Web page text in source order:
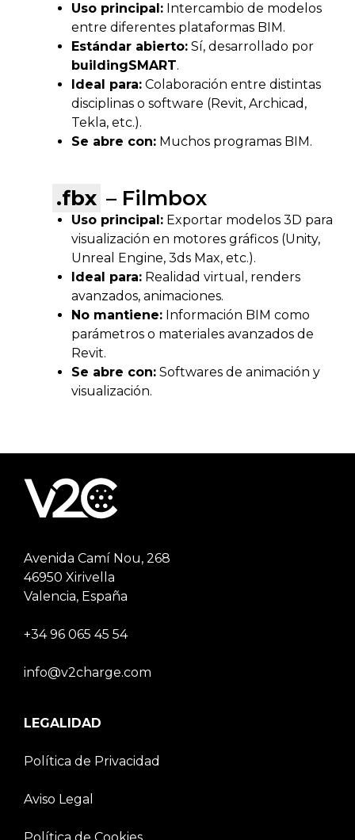
Uso principal: Intercambio de modelos
entre diferentes plataformas BIM.
Estándar abierto: Sí, desarrollado por
buildingSMART.
Ideal para: Colaboración entre distintas
disciplinas o software (Revit, Archicad,
Tekla, etc.).
Se abre con: Muchos programas BIM.
.fbx – Filmbox
Uso principal: Exportar modelos 3D para
visualización en motores gráficos (Unity,
Unreal Engine, 3ds Max, etc.).
Ideal para: Realidad virtual, renders
avanzados, animaciones.
No mantiene: Información BIM como
parámetros o materiales avanzados de
Revit.
Se abre con: Softwares de animación y
visualización.
Avenida Camí Nou, 268
46950 Xirivella
Valencia, España
+34 96 065 45 54
info@v2charge.com
LEGALIDAD
Política de Privacidad
Aviso Legal